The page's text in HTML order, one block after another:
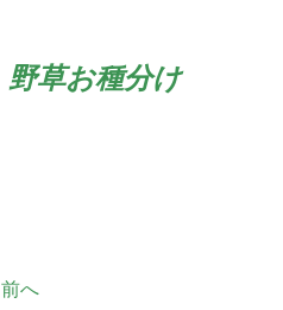
野草お種分け
前へ